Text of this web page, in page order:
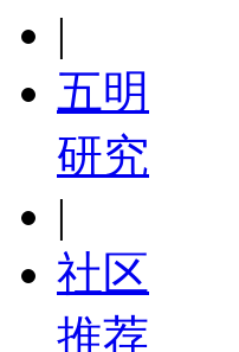
|
五明
研究
|
社区
推荐